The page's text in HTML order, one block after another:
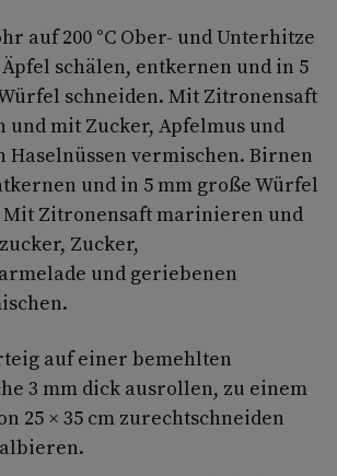
auf 200 °C Ober- und Unterhitze
schälen, entkernen und in 5
schneiden. Mit Zitronensaft
mit Zucker, Apfelmus und
Haselnüssen vermischen. Birnen
und in 5 mm große Würfel
Mit Zitronensaft marinieren und
Zucker,
und geriebenen
auf einer bemehlten
3 mm dick ausrollen, zu einem
25 × 35 cm zurechtschneiden